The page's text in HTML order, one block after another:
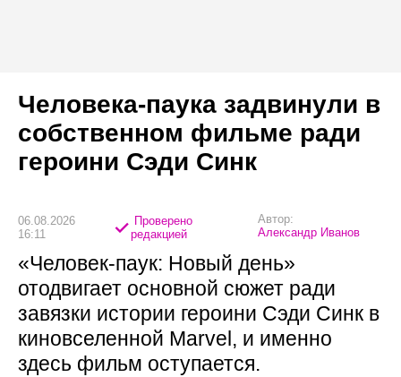
Человека-паука задвинули в
собственном фильме ради
героини Сэди Синк
06.08.2026
16:11
Проверено
редакцией
Автор:
Александр Иванов
«Человек-паук: Новый день»
отодвигает основной сюжет ради
завязки истории героини Сэди Синк в
киновселенной Marvel, и именно
здесь фильм оступается.